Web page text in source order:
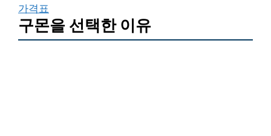
가격표
구몬을 선택한 이유